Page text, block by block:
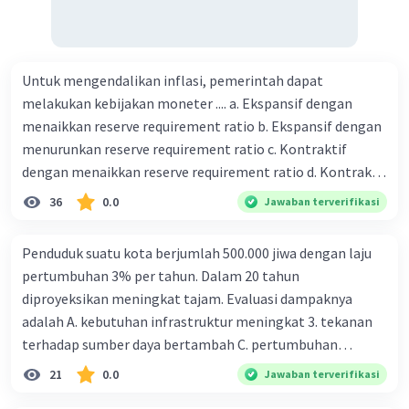
Untuk mengendalikan inflasi, pemerintah dapat
melakukan kebijakan moneter .... a. Ekspansif dengan
menaikkan reserve requirement ratio b. Ekspansif dengan
menurunkan reserve requirement ratio c. Kontraktif
dengan menaikkan reserve requirement ratio d. Kontraktif
dengan menurunkan reserve requirement ratio e.
Ekspansif dengan menaikkan tingkat diskonto Bila Bank
ceteris paribus maka .... a. Menimbulkan inflasi di mana
bentuk kurva jumlah uang beredar (penawaran uang) naik
dari kiri bawah ke kanan atas b. Menimbulkan deflasi di
mana bentuk kurva jumlah uang beredar (penawaran
uang) naik dari kiri bawah ke kanan atas c. Tingkat bunga
meningkat di mana bentuk kurva jumlah uang beredar
36 0.0 Jawaban terverifikasi
Penduduk suatu kota berjumlah 500.000 jiwa dengan laju
pertumbuhan 3% per tahun. Dalam 20 tahun
diproyeksikan meningkat tajam. Evaluasi dampaknya
adalah A. kebutuhan infrastruktur meningkat 3. tekanan
terhadap sumber daya bertambah C. pertumbuhan
eksponensial berdampak jangka panjang D. tidak
memengaruhi tata ruang E. proyeksi penduduk penting
21 0.0 Jawaban terverifikasi